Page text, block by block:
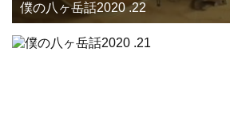
僕の八ヶ岳話2020 .22